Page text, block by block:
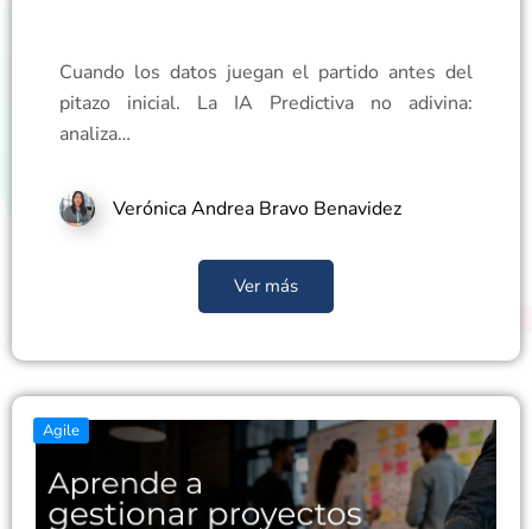
Cuando los datos juegan el partido antes del
pitazo inicial. La IA Predictiva no adivina:
analiza…
Verónica Andrea Bravo Benavidez
Ver más
Agile